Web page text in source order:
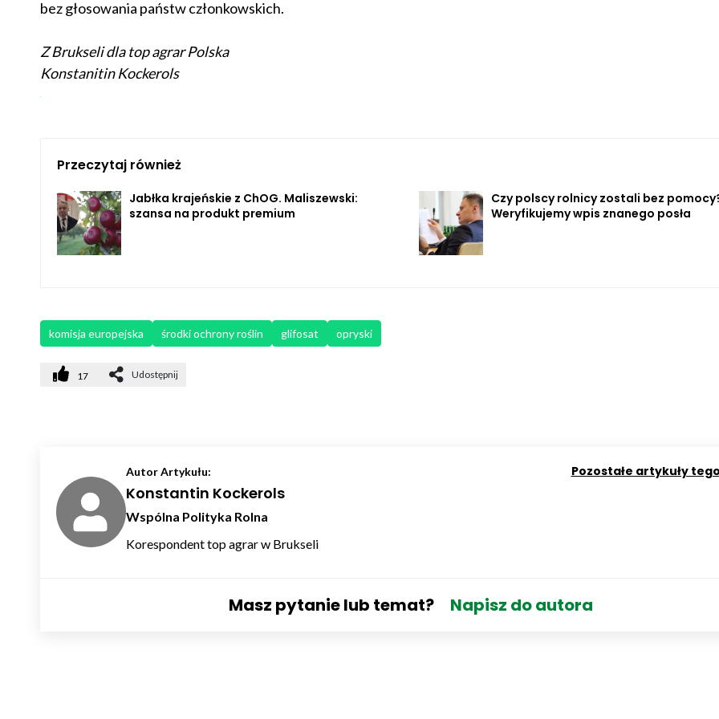
bez głosowania państw członkowskich.
Z Brukseli dla top agrar Polska
Konstanitin Kockerols
Przeczytaj również
Jabłka krajeńskie z ChOG. Maliszewski:
szansa na produkt premium
Czy polscy rolnicy zostali bez
Weryfikujemy wpis znanego posła
komisja europejska środki ochrony roślin glifosat opryski
17 Udostępnij
Autor Artykułu:
Konstantin Kockerols
Wspólna Polityka Rolna
Korespondent top agrar w Brukseli
Pozostałe artykuły
Masz pytanie lub temat? Napisz do autora